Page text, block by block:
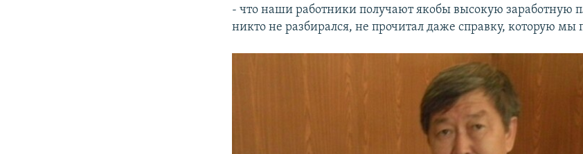
- что наши работники получают якобы высокую заработную
никто не разбирался, не прочитал даже справку, которую мы